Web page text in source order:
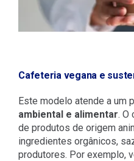
Cafeteria vegana e
Este modelo atende a um
ambiental e alimentar. O
de produtos de origem
ingredientes orgânicos,
produtores. Por exemplo,